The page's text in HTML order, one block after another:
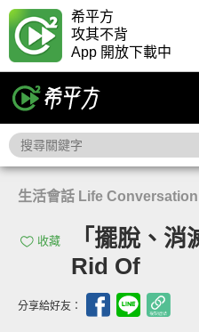
希平方
攻其不背
App 開放下載中
生活會話 Life Conversation
收藏
「擺脫、
Rid Of
分享給好友：